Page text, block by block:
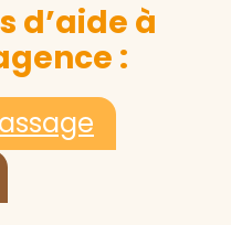
d’aide à
: